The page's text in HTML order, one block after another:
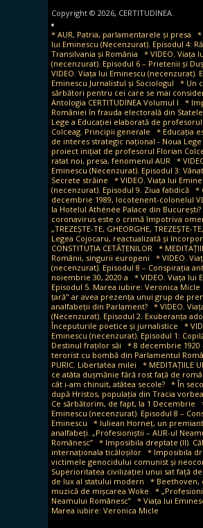
Copyright © 2026, CERTITUDINEA.
* AUR, Patria, parlamentarele și presa
*
lui Eminescu (Necenzurat). Episodul 4:
Transilvania și România
* VIDEO. Viața
(necenzurat). Episodul 6 – Prietenii și
VIDEO. Viața lui Eminescu (necenzurat).
Eminescu Jurnalistul și Sociologul
* Un
sărbători pentru cei care se mai
Antologia CERTITUDINEA Volumul I
*
României în frauda electorală din
Lege a Educației elaborată de
Colceag. Principii generale
* Educația
de interes strategic național - Noua Lege
proiect inițiat de profesorul Florian
ratat noi, presa, fenomenul AUR *
Eminescu (Necenzurat). Episodul 3:
Secrete străine
* VIDEO. Viața lui
(necenzurat). Episodul 9. Ziua fatidică *
decembrie 1989, locotenent-colonelul
la Hotelul Athénée Palace din București?
coronavirus este o crimă împotriva
„TREZEȘTE-TE, GHEORGHE, TREZEȘTE-
Legea Cojocaru, reactualizată și
CONSTITUȚIA CETĂȚENILOR *
Românii, singurii europeni
* VIDEO.
(necenzurat). Episodul 8 – Conspirația
noiembrie 30, 2020 a
* VIDEO. Viața lui
Episodul 5. Marea iubire: Veronica Micle
țară" ar avea prezența unui grup de
analfabeții din Parlament? * VIDEO.
(Necenzurat). Episodul 2. Exuberanța
Începuturile poetice și jurnalistice
*
Eminescu (necenzurat). Episodul 1:
Destinul fraților săi
* 8 decembrie
terorist cu bombă din Parlamentul
PURIC. Libertatea milei
* MEDITAȚIILE
ce atâta dușmănie fără rost față de
cât i-am chinuit, atâtea secole? * În
după Hristos, populația din Tracia
Ce sărbătorim, de fapt, la 1 Decembrie
Eminescu (necenzurat). Episodul 8 –
Eminescu
* Iuliean Horneț, un
analfabeți. „Profesioniștii – AUR-ul
Românesc” * Imposibila dreptate (II).
internaționala ticăloșilor * Imposibila
victimele genocidului comunist și
Superioritatea civilizației unui sat față
de lux al statului modern
* Beethoven,
muzică de mișcarea Woke
*
Neamului Românesc” * Viața lui
Marea iubire: Veronica Micle